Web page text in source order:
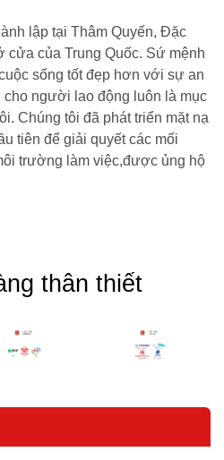
lập tại Thâm Quyến, Đặc
cửa của Trung Quốc. Sứ mệnh
sống tốt đẹp hơn với sự an
người lao động luôn là mục
Chúng tôi đã phát triển mặt nạ
tiên để giải quyết các mối
trường làm việc,được ủng hộ
thân thiết